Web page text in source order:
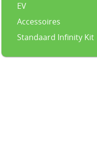
EV
Accessoires
Standaard Infinity Kit